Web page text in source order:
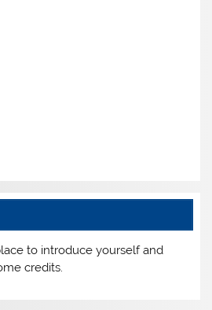
to introduce yourself and
credits.